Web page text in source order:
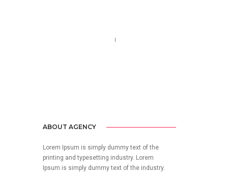
ABOUT AGENCY
Lorem Ipsum is simply dummy text of the
printing and typesetting industry. Lorem
Ipsum is simply dummy text of the industry.